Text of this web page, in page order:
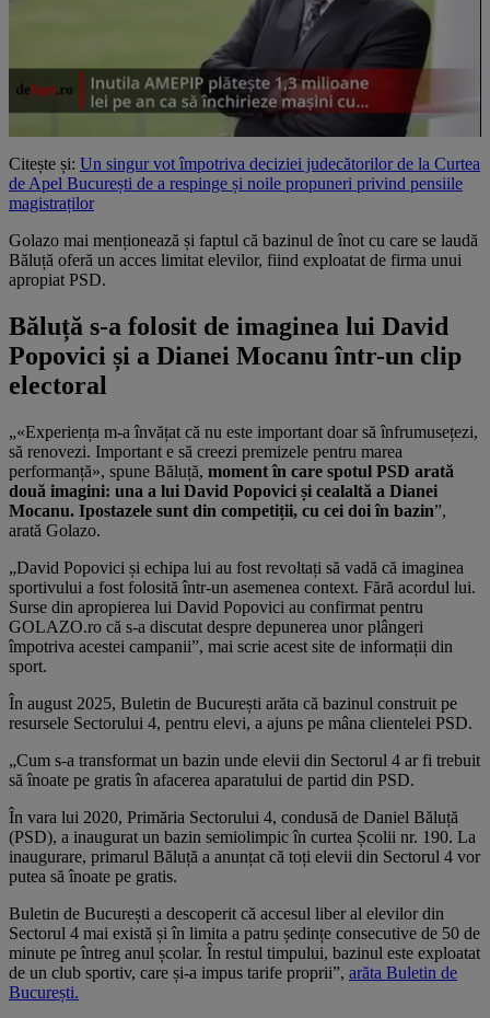
Citește și: Un singur vot împotriva deciziei judecătorilor de la Curtea
de Apel București de a respinge și noile propuneri privind pensiile
magistraților
Golazo mai menționează și faptul că bazinul de înot cu care se laudă
Băluță oferă un acces limitat elevilor, fiind exploatat de firma unui
apropiat PSD.
Băluță s-a folosit de imaginea lui David
Popovici și a Dianei Mocanu într-un clip
electoral
„«Experiența m-a învățat că nu este important doar să înfrumusețezi,
să renovezi. Important e să creezi premizele pentru marea
performanță», spune Băluță, moment în care spotul PSD arată
două imagini: una a lui David Popovici și cealaltă a Dianei
Mocanu. Ipostazele sunt din competiții, cu cei doi în bazin”,
arată Golazo.
„David Popovici și echipa lui au fost revoltați să vadă că imaginea
sportivului a fost folosită într-un asemenea context. Fără acordul lui.
Surse din apropierea lui David Popovici au confirmat pentru
GOLAZO.ro că s-a discutat despre depunerea unor plângeri
împotriva acestei campanii”, mai scrie acest site de informații din
sport.
În august 2025, Buletin de București arăta că bazinul construit pe
resursele Sectorului 4, pentru elevi, a ajuns pe mâna clientelei PSD.
„Cum s-a transformat un bazin unde elevii din Sectorul 4 ar fi trebuit
să înoate pe gratis în afacerea aparatului de partid din PSD.
În vara lui 2020, Primăria Sectorului 4, condusă de Daniel Băluță
(PSD), a inaugurat un bazin semiolimpic în curtea Școlii nr. 190. La
inaugurare, primarul Băluță a anunțat că toți elevii din Sectorul 4 vor
putea să înoate pe gratis.
Buletin de București a descoperit că accesul liber al elevilor din
Sectorul 4 mai există și în limita a patru ședințe consecutive de 50 de
minute pe întreg anul școlar. În restul timpului, bazinul este exploatat
de un club sportiv, care și-a impus tarife proprii”, arăta Buletin de
București.